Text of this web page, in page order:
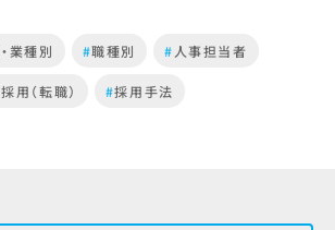
業種別 #職種別 # 人事担当者
用（転職） #採用手法